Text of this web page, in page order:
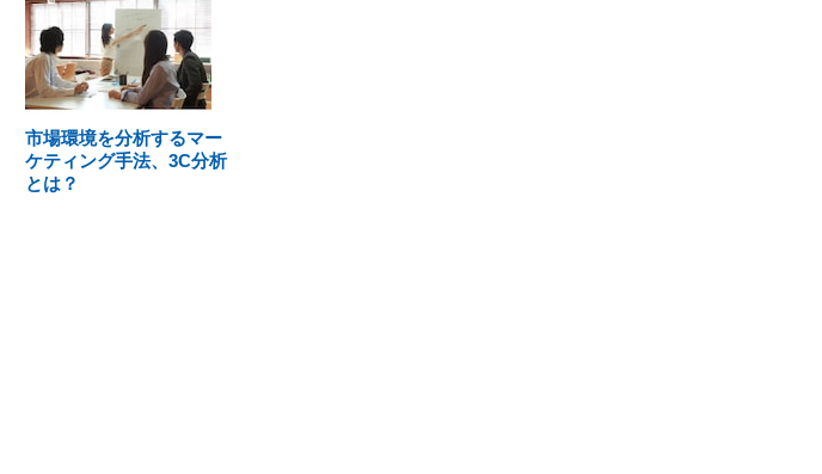
市場環境を分析するマー
ケティング手法、3C分析
とは？